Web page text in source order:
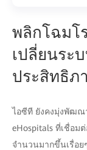
พลิกโฉมโ
เปลี่ยนระ
ประสิทธิภ
ไอซีที ยังคงมุ่งพัฒณ
eHospitals ที่เชื่อม
จำนวนมากขึ้นเรื่อ